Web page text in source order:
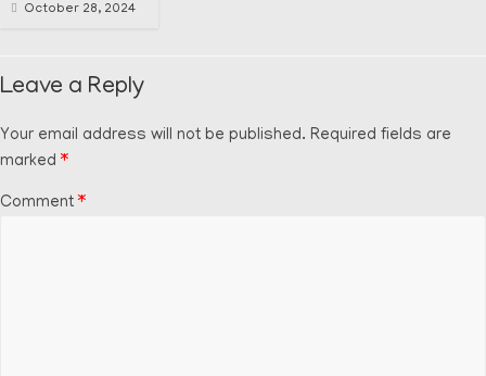
October 28, 2024
Leave a Reply
Your email address will not be published. Required fields are
marked *
Comment *